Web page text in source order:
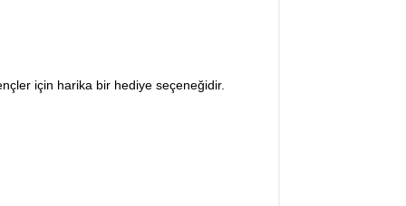
için harika bir hediye seçeneğidir.